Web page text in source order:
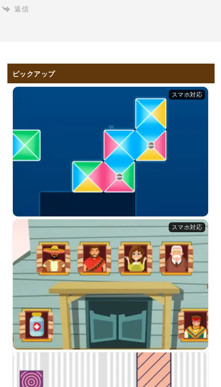
返信
ピックアップ